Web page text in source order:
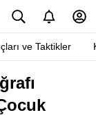
ve Taktikler